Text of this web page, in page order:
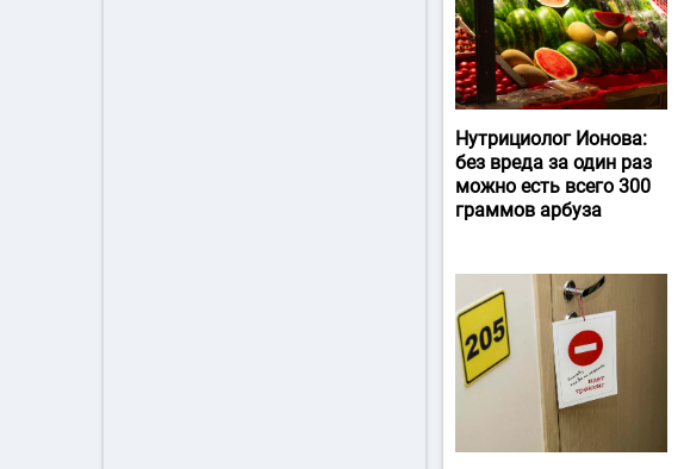
Нутрициолог Ионова:
без вреда за один раз
можно есть всего 300
граммов арбуза